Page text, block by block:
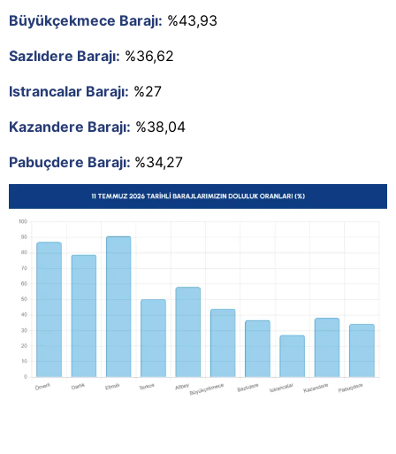
Büyükçekmece Barajı: %43,93
Sazlıdere Barajı: %36,62
Istrancalar Barajı: %27
Kazandere Barajı: %38,04
Pabuçdere Barajı: %34,27